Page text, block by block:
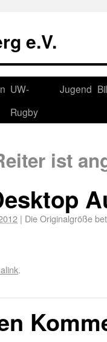
e.V.
UW-
Rugby
Jugend
ist
| Die Originalgröße
.